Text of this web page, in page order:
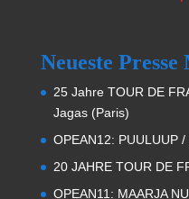
Neueste
25 Jahre TOUR DE
Jagas (Paris)
OPEAN12: PUULUUP
20 JAHRE TOUR DE
OPEAN11: MAARJA